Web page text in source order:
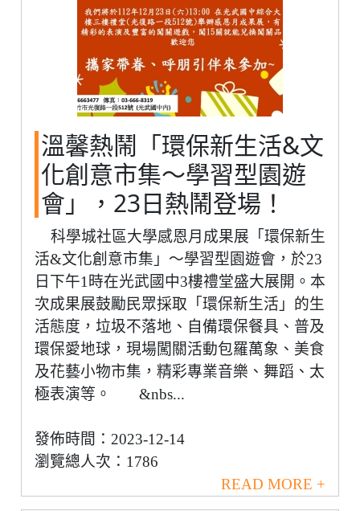
溫馨熱鬧「環保新生活&文
化創意市集～學習型園遊
會」，23日熱鬧登場！
科學城社區大學感恩月成果展「環保新生
活&文化創意市集」～學習型園遊會，於23
日下午1時在光武國中3樓禮堂盛大展開。本
次成果展鼓勵民眾採取「環保新生活」的生
活態度，垃圾不落地、自備環保餐具、普及
環保愛地球，現場闖關活動包羅萬象、美食
及花藝小物市集，精彩專業音樂、舞蹈、太
極表演等。 &nbs...
發佈時間：2023-12-14
瀏覽總人次：1786
READ MORE +